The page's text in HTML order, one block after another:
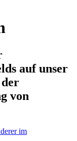
auf unser
von